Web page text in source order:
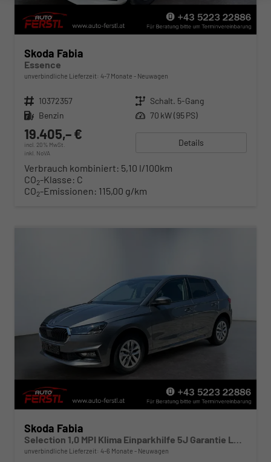
Skoda Fabia
Essence
unverbindliche Lieferzeit: 4-7 Monate Neuwagen
Fahrzeugnr. 10372357 Getriebe Schalt. 5-Gang
Kraftstoff Benzin Leistung 70 kW (95 PS)
19.405,– €
incl. 20% MwSt.
inkl. NoVA
Details
Verbrauch kombiniert: 5,10 l/100km
CO2-Klasse: C
CO2-Emissionen: 115,00 g/km
Skoda Fabia
Selection 1,0 MPI Klima Einparkhilfe 5J Garantie LED Apple Carplay Bluetooth
unverbindliche Lieferzeit: 4-6 Monate Neuwagen